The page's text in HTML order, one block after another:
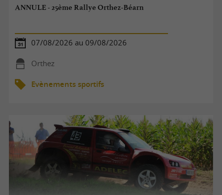
ANNULE - 25ème Rallye Orthez-Béarn
07/08/2026 au 09/08/2026
Orthez
Evènements sportifs